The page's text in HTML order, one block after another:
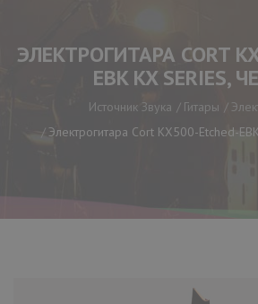
ЭЛЕКТРОГИТАРА CORT
EBK KX SERIES,
Источник Звука Гитары
Электрогитара Cort KX500-Etched-